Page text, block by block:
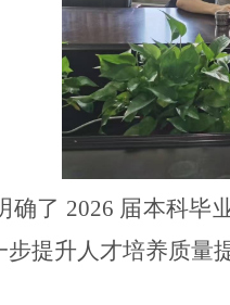
确了 2026 届本科毕
提升人才培养质量